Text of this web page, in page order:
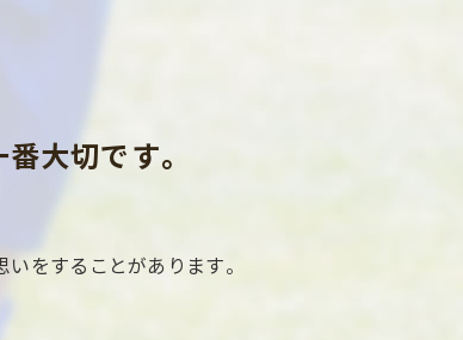
大切です。
をすることがあります。